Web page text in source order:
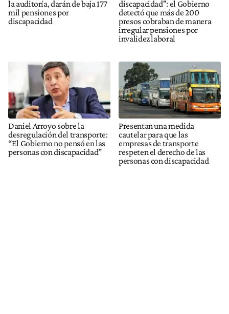
la auditoría, darán de baja 177
mil pensiones por
discapacidad
discapacidad": el Gobierno
detectó que más de 200
presos cobraban de manera
irregular pensiones por
invalidez laboral
Daniel Arroyo sobre la
desregulación del transporte:
“El Gobierno no pensó en las
personas con discapacidad”
Presentan una medida
cautelar para que las
empresas de transporte
respeten el derecho de las
personas con discapacidad